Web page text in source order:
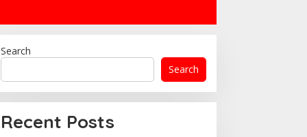
Search
Search
Recent Posts